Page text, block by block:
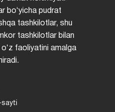
boʻyicha pudrat
tashkilotlar, shu
tashkilotlar bilan
faoliyatini amalga